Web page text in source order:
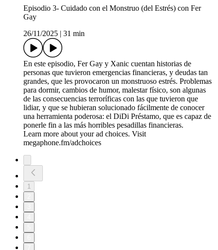
Episodio 3- Cuidado con el Monstruo (del Estrés) con Fer
Gay
26/11/2025
31 min
En este episodio, Fer Gay y Xanic cuentan historias de
personas que tuvieron emergencias financieras, y deudas tan
grandes, que les provocaron un monstruoso estrés. Problemas
para dormir, cambios de humor, malestar físico, son algunas
de las consecuencias terroríficas con las que tuvieron que
lidiar, y que se hubieran solucionado fácilmente de conocer
una herramienta poderosa: el DiDi Préstamo, que es capaz de
ponerle fin a las más horribles pesadillas financieras.
Learn more about your ad choices. Visit
megaphone.fm/adchoices
1